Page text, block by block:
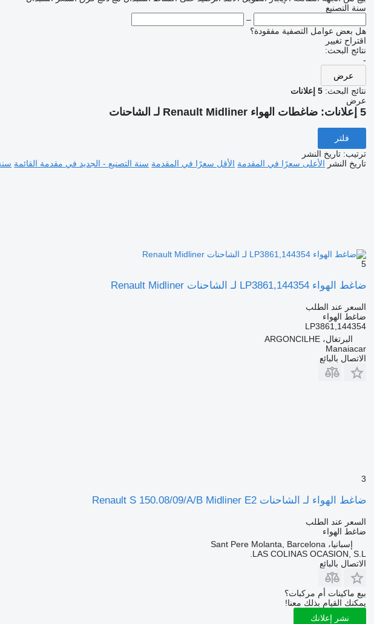
سنة التصنيع
–
هل بعض عوامل التصفية مفقودة؟
اقتراح تغيير
نتائج البحث:
-
عرض
نتائج البحث: 5 إعلانات
عرض
5 إعلانات: ضاغطات الهواء Renault Midliner لـ الشاحنات
فلتر
ترتيب: تاريخ النشر
تاريخ النشر الأعلى سعرًا في المقدمة الأقل سعرًا في المقدمة سنة التصنيع - الجديد في مقدمة القائمة
5
ضاغط الهواء LP3861,144354 لـ الشاحنات Renault Midliner
السعر عند الطلب
ضاغط الهواء
LP3861,144354
البرتغال، ARGONCILHE
Manaiacar
الاتصال بالبائع
3
ضاغط الهواء لـ الشاحنات Renault S 150.08/09/A/B Midliner E2
السعر عند الطلب
ضاغط الهواء
إسبانيا، Sant Pere Molanta, Barcelona
LAS COLINAS OCASION, S.L.
الاتصال بالبائع
بيع ماكينات أم مركبات؟
يمكنك القيام بذلك معنا!
نشر إعلانك